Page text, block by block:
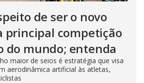
de ser o novo
principal competição
do mundo; entenda
maior de seios é estratégia que visa
aerodinâmica artificial às atletas,